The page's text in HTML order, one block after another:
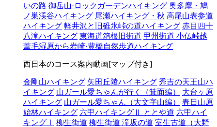
いの路 御岳山·ロックガーデンハイキング 奥多摩・鳩
ノ巣渓谷ハイキング 尾瀬ハイキング・秋 高尾山表参道
ハイキング 軽井沢と旧碓氷峠の道ハイキング 赤目四十
八滝ハイキング 東海道箱根旧街道 甲州街道 小仏峠越
葦毛湿原から岩崎·豊橋自然歩道ハイキング
西日本のコース案内動画[マップ付き]
金剛山ハイキング 矢田丘陵ハイキング 秀吉の天王山ハ
イキング 山ガール愛ちゃんが行く（箕面編）
大台ヶ原
ハイキング 山ガール愛ちゃん（大文字山編）
春日山原
始林ハイキング 六甲ハイキングⅡ ととや道 六甲ハイ
キングⅠ
柳生街道 柳生街道 滝坂の道 室生古道（大野